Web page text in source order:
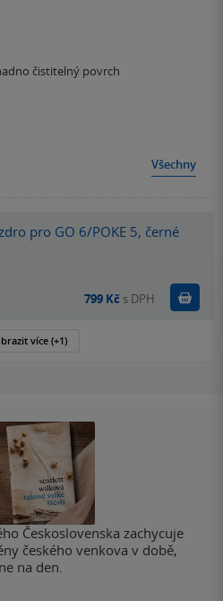
čistitelný povrch
Všechny
pro GO 6/POKE 5, černé
799 Kč s DPH
více (+1)
Československa zachycuje
českého venkova v době,
na den.